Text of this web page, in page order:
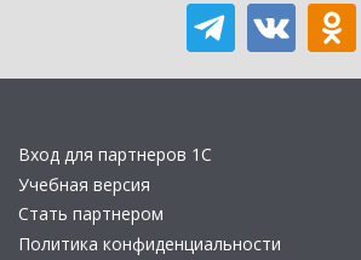
Вход для партнеров 1С
Учебная версия
Стать партнером
Политика конфиденциальности